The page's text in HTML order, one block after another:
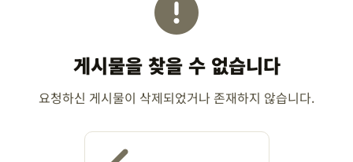
게시물을 찾을 수 없습니다
요청하신 게시물이 삭제되었거나 존재하지 않습니다.